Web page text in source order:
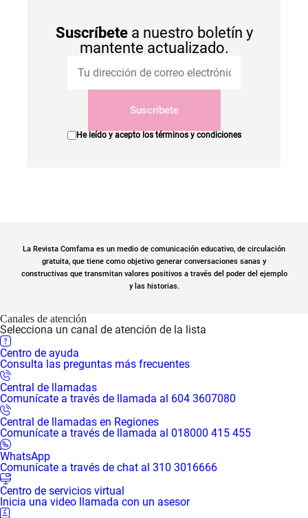
Suscríbetea nuestro boletín y
mantente actualizado.
Suscríbete
He leído y acepto los términos y condiciones
La Revista Comfama es un medio de comunicación educativo, de circulación
gratuita, que tiene como objetivo generar conversaciones sanas y
constructivas que transmitan valores positivos a través del poder del ejemplo
y las historias.
Canales de atención
Selecciona un canal de atención de la lista
Centro de ayuda
Consulta las preguntas más frecuentes
Central de llamadas
Comunícate a través de llamada al 604 3607080
Central de llamadas en Regiones
Comunícate a través de llamada al 018000 415 455
WhatsApp
Comunícate a través de chat al 310 3016666
Centro de servicios virtual
Inicia una video llamada con un asesor